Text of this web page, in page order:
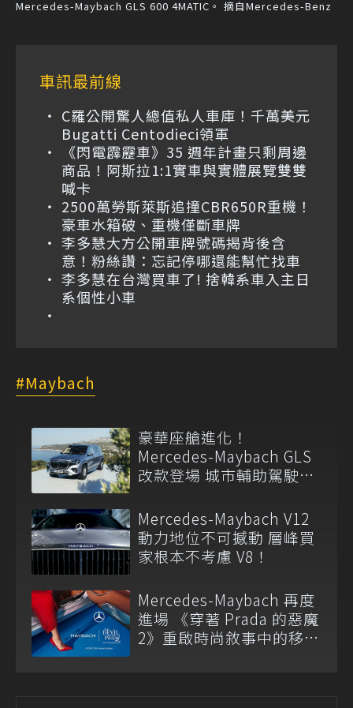
Mercedes-Maybach GLS 600 4MATIC。 摘自Mercedes-Benz
車訊最前線
C羅公開驚人總值私人車庫！千萬美元
Bugatti Centodieci領軍
《閃電霹靂車》35 週年計畫只剩周邊
商品！阿斯拉1:1實車與實體展覽雙雙
喊卡
2500萬勞斯萊斯追撞CBR650R重機！
豪車水箱破、重機僅斷車牌
李多慧大方公開車牌號碼揭背後含
意！粉絲讚：忘記停哪還能幫忙找車
李多慧在台灣買車了! 捨韓系車入主日
系個性小車
Maybach
豪華座艙進化！
Mercedes-Maybach GLS
改款登場 城市輔助駕駛首
Mercedes-Maybach V12
動力地位不可撼動 層峰買
家根本不考慮 V8！
Mercedes-Maybach 再度
進場 《穿著 Prada 的惡魔
2》重啟時尚敘事中的移動